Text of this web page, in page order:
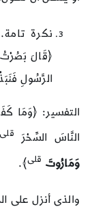
نكرة
﴿قَالَ
الرَّسُولِ
التفسير: ﴿وَمَا
النَّاسَ السِّحْرَ
قلى
وَمَارُوتَ قلى﴾.
والذي أنزل على